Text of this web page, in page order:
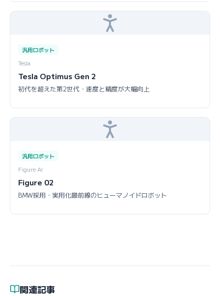
汎用ロボット
Tesla
Tesla Optimus Gen 2
初代を超えた第2世代・速度と精度が大幅向上
汎用ロボット
Figure AI
Figure 02
BMW採用・実用化最前線のヒューマノイドロボット
関連記事